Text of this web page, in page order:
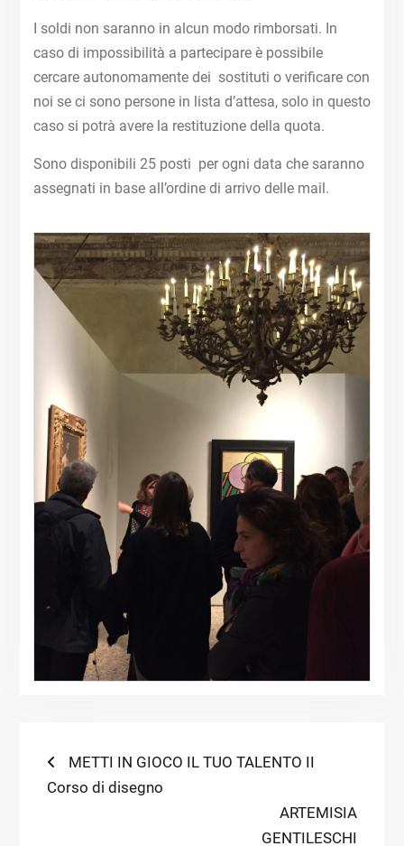
I soldi non saranno in alcun modo rimborsati. In
caso di impossibilità a partecipare è possibile
cercare autonomamente dei sostituti o verificare con
noi se ci sono persone in lista d’attesa, solo in questo
caso si potrà avere la restituzione della quota.
Sono disponibili 25 posti per ogni data che saranno
assegnati in base all’ordine di arrivo delle mail.
Navigazione
articoli
Previous
post:
METTI IN GIOCO IL TUO TALENTO II
Corso di disegno
Next
post:
ARTEMISIA
GENTILESCHI